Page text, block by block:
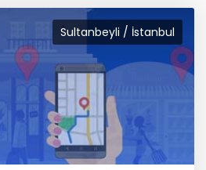
Sultanbeyli / İstanbul